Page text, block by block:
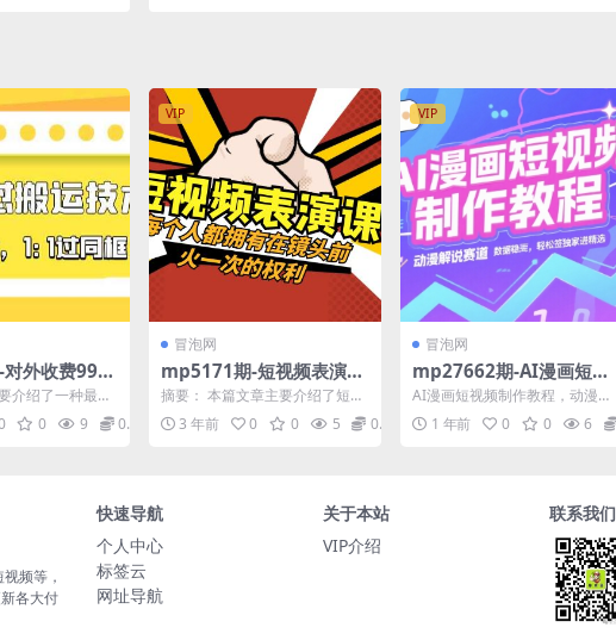
一条龙大
外收费990
怼搬运技术
同框技术（4
索最新快手
介绍了一种最新
技术玩法，即1:1
技术...
0 9 0.99
VIP
冒泡网
mp5171期-短视频表演
课：每个人都拥有在镜头
前火一次的权利（49节视
频课）(“掌握短视频表演
摘要： 本篇文章主要介绍了短视
频表演课的内容，强调了在短视
频时代，每个人都有可能...
3 年前 0 0 5 0.99
VIP
冒泡网
mp27662期-AI漫画短视
频制作教程，动漫解说赛
道，数据稳定且流量高，
轻松签独家进精选
AI漫画短视频制作教程，动漫解
说赛道，数据稳定且流量高，轻
松签独家进精选 动漫解...
1 年前 0 0 6
频等，
各大付
快速导航
个人中心
标签云
网址导航
关于本站
VIP介绍
联系我们